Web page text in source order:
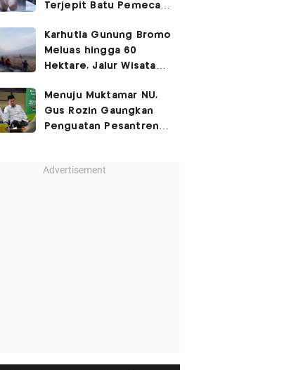
Terjepit Batu Pemecah
Karhutla Gunung Bromo
Meluas hingga 60
Hektare, Jalur Wisata
Menuju Muktamar NU,
Gus Rozin Gaungkan
Penguatan Pesantren
Advertisement